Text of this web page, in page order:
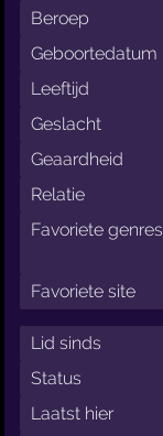
Beroep
Geboortedatum
Leeftijd
Geslacht
Geaardheid
Relatie
Favoriete genres
Favoriete site
Lid sinds
Status
Laatst hier